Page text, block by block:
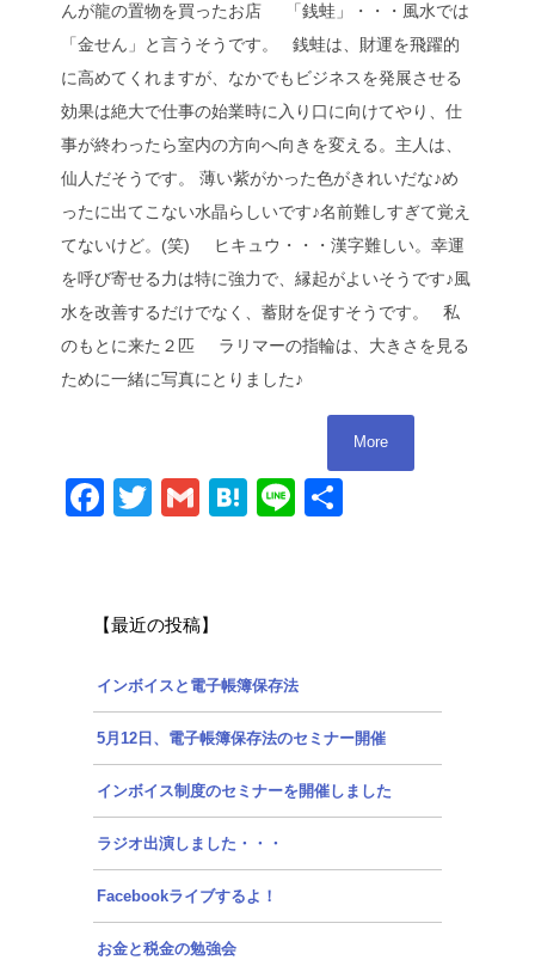
んが龍の置物を買ったお店 「銭蛙」・・・風水では
「金せん」と言うそうです。 銭蛙は、財運を飛躍的
に高めてくれますが、なかでもビジネスを発展させる
効果は絶大で仕事の始業時に入り口に向けてやり、仕
事が終わったら室内の方向へ向きを変える。主人は、
仙人だそうです。 薄い紫がかった色がきれいだな♪め
ったに出てこない水晶らしいです♪名前難しすぎて覚え
てないけど。(笑) ヒキュウ・・・漢字難しい。幸運
を呼び寄せる力は特に強力で、縁起がよいそうです♪風
水を改善するだけでなく、蓄財を促すそうです。 私
のもとに来た２匹 ラリマーの指輪は、大きさを見る
ために一緒に写真にとりました♪
More
Facebook
Twitter
GmailHatena
Line
【最近の投稿】
インボイスと電子帳簿保存法
5月12日、電子帳簿保存法のセミナー開催
インボイス制度のセミナーを開催しました
ラジオ出演しました・・・
Facebookライブするよ！
お金と税金の勉強会